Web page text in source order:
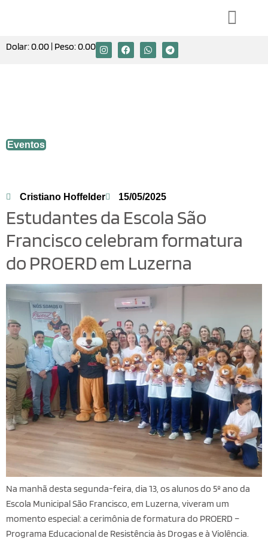
Dolar:0.00 | Peso:0.00
Eventos
Cristiano Hoffelder 15/05/2025
Estudantes da Escola São
Francisco celebram formatura
do PROERD em Luzerna
Na manhã desta segunda-feira, dia 13, os alunos do 5º ano da
Escola Municipal São Francisco, em Luzerna, viveram um
momento especial: a cerimônia de formatura do PROERD –
Programa Educacional de Resistência às Drogas e à Violência.